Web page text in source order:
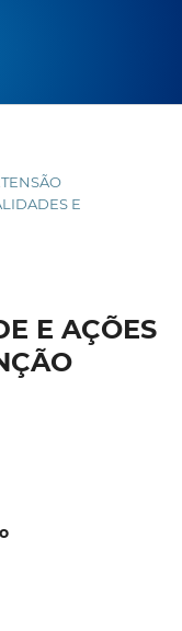
E
E AÇÕES